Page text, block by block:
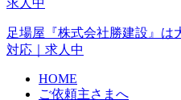
足場屋『株式会社勝建設』は
対応｜求人中
HOME
ご依頼主さまへ